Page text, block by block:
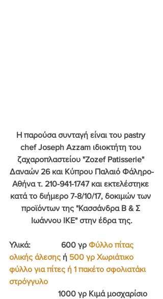
Η παρούσα συνταγή είναι του pastry
chef Joseph Azzam ιδιοκτήτη του
ζαχαροπλαστείου "Zozef Patisserie"
Δαναών 26 και Κύπρου Παλαιό Φάληρο-
Αθήνα τ. 210-941-1747 και εκτελέστηκε
κατά το διήμερο 7-8/10/17, δοκιμών των
προϊόντων της "Κασσάνδρα Β & Σ
Ιωάννου ΙΚΕ" στην έδρα της.
Υλικά:               600 γρ Φύλλο πίτας
ολικής άλεσης ή 500 γρ Χωριάτικο
φύλλο για πίτες ή 1 πακέτο σφολιατάκι
στρόγγυλο
                        1000 γρ Κιμά μοσχαρίσιο